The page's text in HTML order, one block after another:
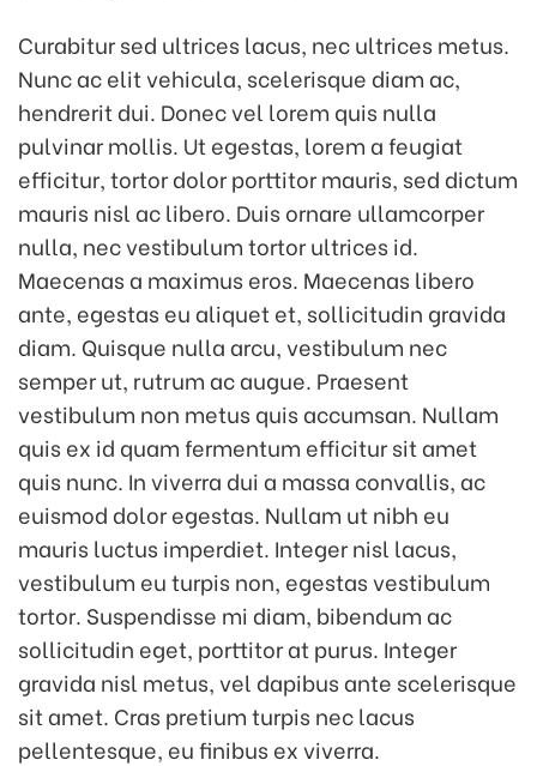
Curabitur sed ultrices lacus, nec ultrices metus.
Nunc ac elit vehicula, scelerisque diam ac,
hendrerit dui. Donec vel lorem quis nulla
pulvinar mollis. Ut egestas, lorem a feugiat
efficitur, tortor dolor porttitor mauris, sed dictum
mauris nisl ac libero. Duis ornare ullamcorper
nulla, nec vestibulum tortor ultrices id.
Maecenas a maximus eros. Maecenas libero
ante, egestas eu aliquet et, sollicitudin gravida
diam. Quisque nulla arcu, vestibulum nec
semper ut, rutrum ac augue. Praesent
vestibulum non metus quis accumsan. Nullam
quis ex id quam fermentum efficitur sit amet
quis nunc. In viverra dui a massa convallis, ac
euismod dolor egestas. Nullam ut nibh eu
mauris luctus imperdiet. Integer nisl lacus,
vestibulum eu turpis non, egestas vestibulum
tortor. Suspendisse mi diam, bibendum ac
sollicitudin eget, porttitor at purus. Integer
gravida nisl metus, vel dapibus ante scelerisque
sit amet. Cras pretium turpis nec lacus
pellentesque, eu finibus ex viverra.